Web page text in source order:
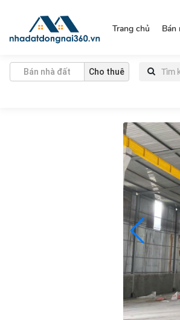
Trang chủ Bán
Bán nhà đất Cho thuê